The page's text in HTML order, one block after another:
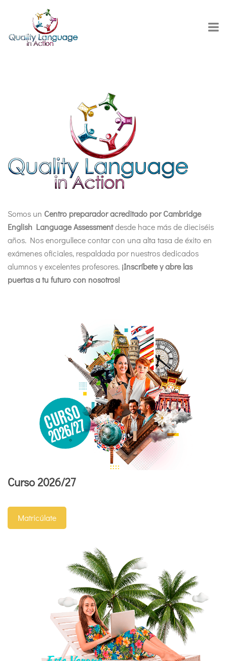
Somos un Centro preparador acreditado por Cambridge
English Language Assessmentdesde hace más de dieciséis
años. Nos enorgullece contar con una alta tasa de éxito en
exámenes oficiales, respaldada por nuestros dedicados
alumnos y excelentes profesores. ¡Inscríbete y abre las
puertas a tu futuro con nosotros!
Curso 2026/27
Matricúlate